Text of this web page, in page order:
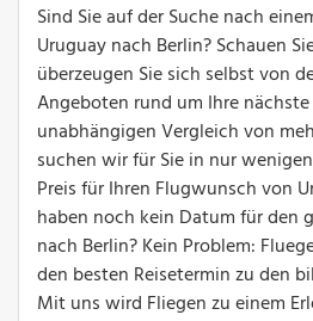
Sind Sie auf der Suche nach
Uruguay nach Berlin? Schauen
überzeugen Sie sich selbst von
Angeboten rund um Ihre
unabhängigen Vergleich von
suchen wir für Sie in nur
Preis für Ihren Flugwunsch von
haben noch kein Datum für den
nach Berlin? Kein Problem:
den besten Reisetermin zu den
Mit uns wird Fliegen zu einem